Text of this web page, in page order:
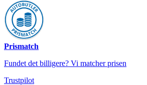
Prismatch
Fundet det billigere? Vi matcher prisen
Trustpilot